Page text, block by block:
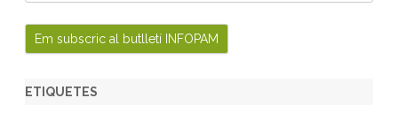
ETIQUETES